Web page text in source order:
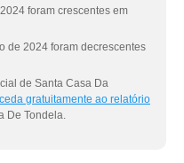
foram crescentes em
de 2024 foram decrescentes
de Santa Casa Da
gratuitamente ao relatório
De Tondela.